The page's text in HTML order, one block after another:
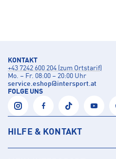
KONTAKT
+43 7242 600 204 (zum Ortstarif)
Mo. – Fr. 08:00 – 20:00 Uhr
service.eshop@intersport.at
FOLGE UNS
HILFE & KONTAKT